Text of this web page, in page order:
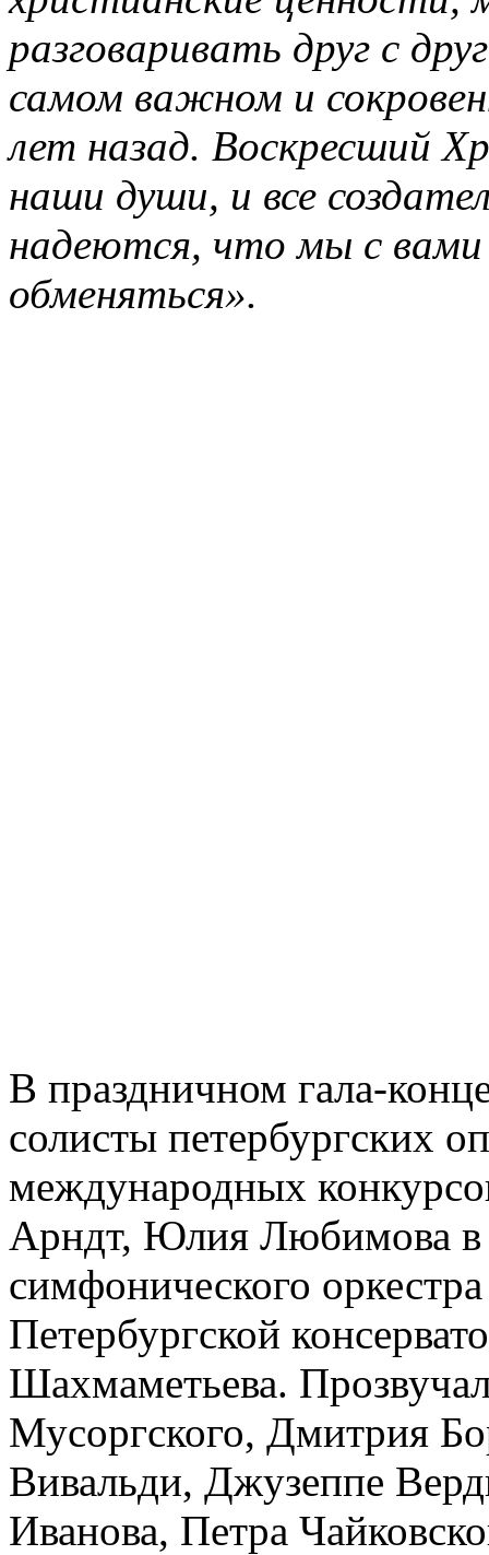
разговаривать друг с
самом важном и
лет назад. Воскресший
наши души, и все
надеются, что мы с
обменяться».
В праздничном гала-
солисты петербургских
международных
Арндт, Юлия Любимова в
симфонического
Петербургской
Шахмаметьева.
Мусоргского, Дмитрия
Вивальди, Джузеппе
Иванова, Петра